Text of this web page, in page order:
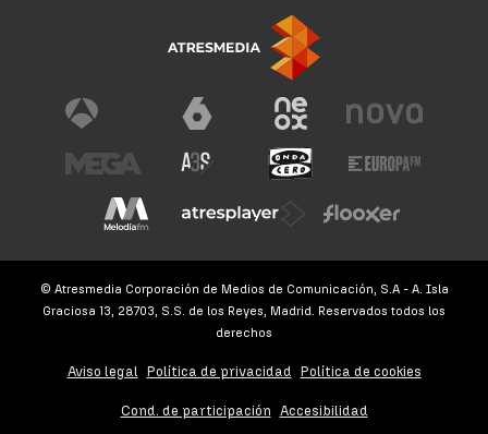
© Atresmedia Corporación de Medios de Comunicación, S.A - A. Isla
Graciosa 13, 28703, S.S. de los Reyes, Madrid. Reservados todos los
derechos
Aviso legal Política de privacidad Política de cookies
Cond. de participación Accesibilidad